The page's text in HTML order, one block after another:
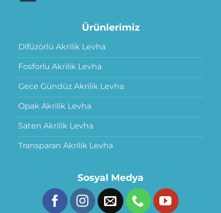
Ürünlerimiz
Difüzörlü Akrilik Levha
Fosforlu Akrilik Levha
Gece Gündüz Akrilik Levha
Opak Akrilik Levha
Saten Akrilik Levha
Transparan Akrilik Levha
Sosyal Medya